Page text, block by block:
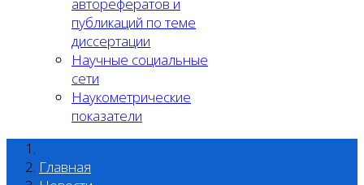
публикаций по теме
диссертации
Научные социальные
сети
Наукометрические
показатели
Главная